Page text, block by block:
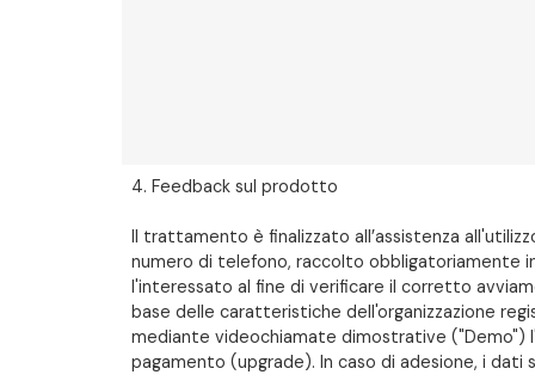
4. Feedback sul prodotto
Il trattamento è finalizzato all’assistenza
numero di telefono, raccolto
l'interessato al fine di verificare il corretto
base delle caratteristiche dell'organizzazione
mediante videochiamate dimostrative
pagamento (upgrade). In caso di adesione, i